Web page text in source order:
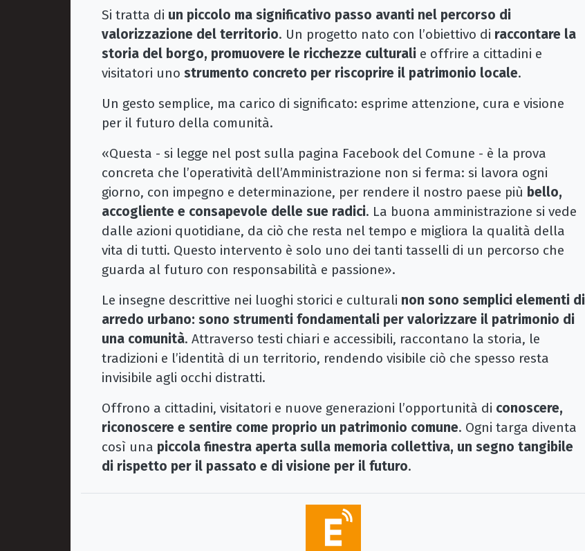
Si tratta di un piccolo ma significativo passo avanti nel percorso di
valorizzazione del territorio. Un progetto nato con l’obiettivo di raccontare la
storia del borgo, promuovere le ricchezze culturali e offrire a cittadini e
visitatori uno strumento concreto per riscoprire il patrimonio locale.
Un gesto semplice, ma carico di significato: esprime attenzione, cura e visione
per il futuro della comunità.
«Questa - si legge nel post sulla pagina Facebook del Comune - è la prova
concreta che l’operatività dell’Amministrazione non si ferma: si lavora ogni
giorno, con impegno e determinazione, per rendere il nostro paese più bello,
accogliente e consapevole delle sue radici. La buona amministrazione si vede
dalle azioni quotidiane, da ciò che resta nel tempo e migliora la qualità della
vita di tutti. Questo intervento è solo uno dei tanti tasselli di un percorso che
guarda al futuro con responsabilità e passione».
Le insegne descrittive nei luoghi storici e culturali non sono semplici elementi di
arredo urbano: sono strumenti fondamentali per valorizzare il patrimonio di
una comunità. Attraverso testi chiari e accessibili, raccontano la storia, le
tradizioni e l’identità di un territorio, rendendo visibile ciò che spesso resta
invisibile agli occhi distratti.
Offrono a cittadini, visitatori e nuove generazioni l’opportunità di conoscere,
riconoscere e sentire come proprio un patrimonio comune. Ogni targa diventa
così una piccola finestra aperta sulla memoria collettiva, un segno tangibile
di rispetto per il passato e di visione per il futuro.